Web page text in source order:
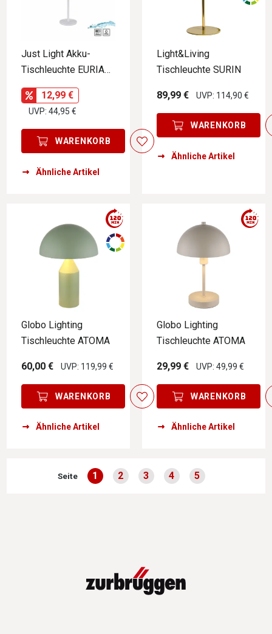
Just Light Akku-
Tischleuchte EURIA
EURIA
12,99 €
UVP: 44,95 €
WARENKORB
Ähnliche Artikel
Light&Living
Tischleuchte SURIN
89,99 € UVP: 114,90 €
WARENKORB
Ähnliche Artikel
Globo Lighting
Tischleuchte ATOMA
60,00 € UVP: 119,99 €
WARENKORB
Ähnliche Artikel
Globo Lighting
Tischleuchte ATOMA
29,99 € UVP: 49,99 €
WARENKORB
Ähnliche Artikel
Seite
Seite
1
Seite
2
Seite
3
Seite
4
Seite
5